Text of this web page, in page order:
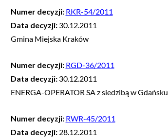
Numer decyzji: RKR-54/2011
Data decyzji: 30.12.2011
Gmina Miejska Kraków
Numer decyzji: RGD-36/2011
Data decyzji: 30.12.2011
ENERGA-OPERATOR SA z siedzibą w Gdańsku
Numer decyzji: RWR-45/2011
Data decyzji: 28.12.2011